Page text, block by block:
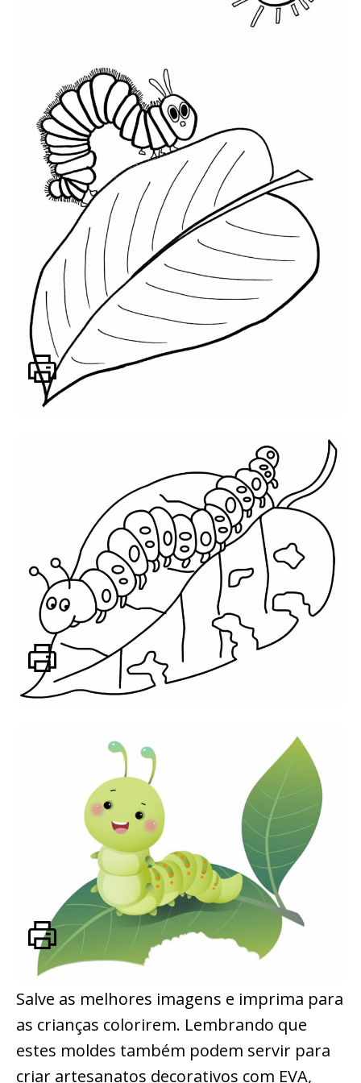
Salve as melhores imagens e imprima para
as crianças colorirem. Lembrando que
estes moldes também podem servir para
criar artesanatos decorativos com EVA,